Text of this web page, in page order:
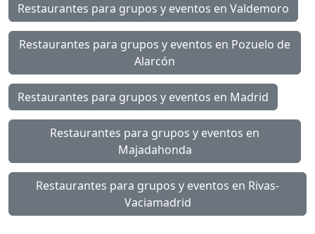
Restaurantes para grupos y eventos en Valdemoro
Restaurantes para grupos y eventos en Pozuelo de
Alarcón
Restaurantes para grupos y eventos en Madrid
Restaurantes para grupos y eventos en
Majadahonda
Restaurantes para grupos y eventos en Rivas-
Vaciamadrid